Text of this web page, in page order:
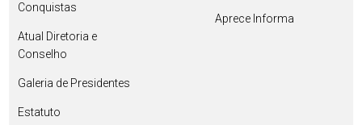
Conquistas
Atual Diretoria e
Conselho
Galeria de Presidentes
Estatuto
Aprece Informa